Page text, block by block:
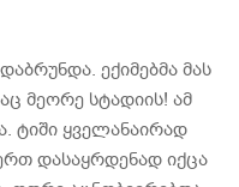
ექიმებმა მას
მეორე სტადიის! ამ
ტიში ყველანაირად
დასაყრდენად იქცა